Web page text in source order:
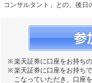
コンサルタント」との、後日
楽天証券に口座をお持ち
楽天証券に口座をお持ち
こなっていただき、口座